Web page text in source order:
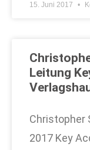
15. Juni 2017
Leitung
Christopher
2017 Key